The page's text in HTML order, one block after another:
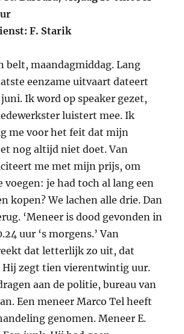
F. Starik
belt, maandagmiddag. Lang
eenzame uitvaart dateert
Ik word op speaker gezet,
luistert mee. Ik
me voor het feit dat mijn
nog altijd niet doet. Van
me met mijn prijs, om
voegen: je had toch al lang een
kopen? We lachen alle drie. Dan
‘Meneer is dood gevonden in
uur ‘s morgens.’ Van
dat letterlijk zo uit, dat
zegt tien vierentwintig uur.
aan de politie, bureau van
Een meneer Marco Tel heeft
genomen. Meneer E.